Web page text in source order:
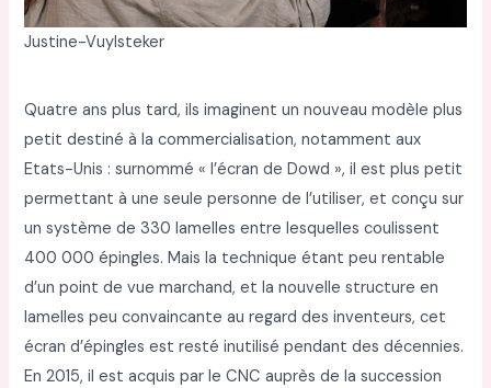
Justine-Vuylsteker
Quatre ans plus tard, ils imaginent un nouveau modèle plus
petit destiné à la commercialisation, notamment aux
Etats-Unis : surnommé « l’écran de Dowd », il est plus petit
permettant à une seule personne de l’utiliser, et conçu sur
un système de 330 lamelles entre lesquelles coulissent
400 000 épingles. Mais la technique étant peu rentable
d’un point de vue marchand, et la nouvelle structure en
lamelles peu convaincante au regard des inventeurs, cet
écran d’épingles est resté inutilisé pendant des décennies.
En 2015, il est acquis par le CNC auprès de la succession